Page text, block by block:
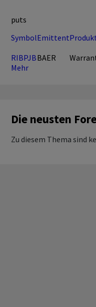
puts
SymbolEmittent
RIBPJBBAER
Mehr
Die neusten
Zu diesem Thema sind